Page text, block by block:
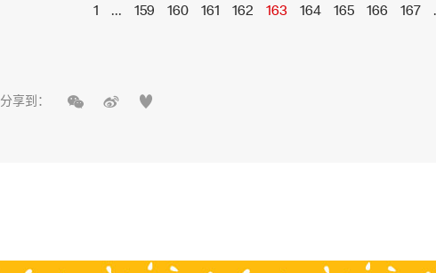
1 ... 159 160 161 162 163 164 165 166 167
分享到：   